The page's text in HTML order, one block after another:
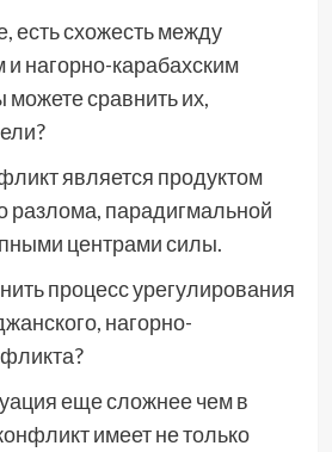
есть схожесть между
и нагорно-карабахским
сравнить их,
является продуктом
разлома, парадигмальной
центрами силы.
процесс урегулирования
нагорно-
еще сложнее чем в
имеет не только